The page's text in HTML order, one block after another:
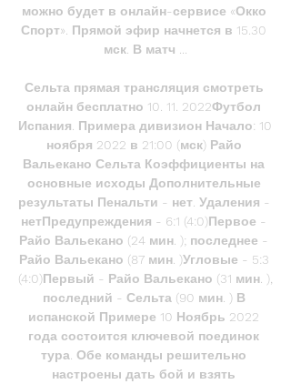
можно будет в онлайн-сервисе «Окко
Спорт». Прямой эфир начнется в 15.30
мск. В матч ...
Сельта прямая трансляция смотреть
онлайн бесплатно 10. 11. 2022Футбол
Испания. Примера дивизион Начало: 10
ноября 2022 в 21:00 (мск) Райо
Вальекано Сельта Коэффициенты на
основные исходы Дополнительные
результаты Пенальти - нет. Удаления -
нетПредупреждения - 6:1 (4:0)Первое -
Райо Вальекано (24 мин. ); последнее -
Райо Вальекано (87 мин. )Угловые - 5:3
(4:0)Первый - Райо Вальекано (31 мин. ),
последний - Сельта (90 мин. ) В
испанской Примере 10 Ноябрь 2022
года состоится ключевой поединок
тура. Обе команды решительно
настроены дать бой и взять